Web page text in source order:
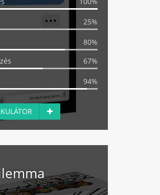
25%
80%
67%
94%